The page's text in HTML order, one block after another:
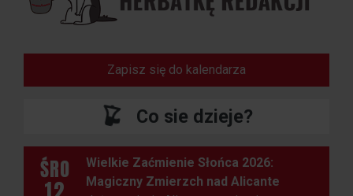
Zapisz się do kalendarza
Co sie dzieje?
ŚRO
Wielkie Zaćmienie Słońca 2026:
Magiczny Zmierzch nad Alicante